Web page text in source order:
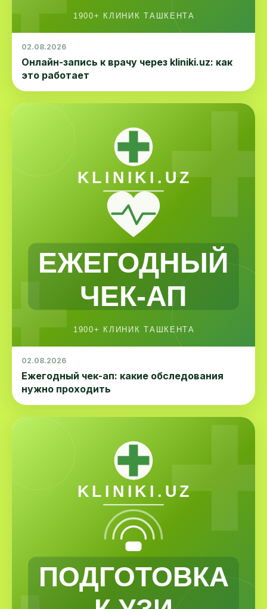
02.08.2026
Онлайн-запись к врачу через kliniki.uz: как
это работает
02.08.2026
Ежегодный чек-ап: какие обследования
нужно проходить